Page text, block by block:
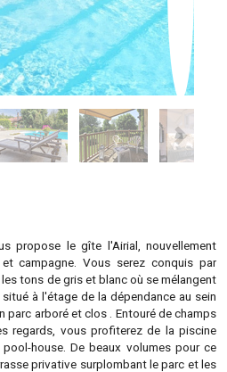
propose le gîte l'Airial, nouvellement
campagne. Vous serez conquis par
tons de gris et blanc où se mélangent
à l'étage de la dépendance au sein
parc arboré et clos . Entouré de champs
regards, vous profiterez de la piscine
house. De beaux volumes pour ce
privative surplombant le parc et les